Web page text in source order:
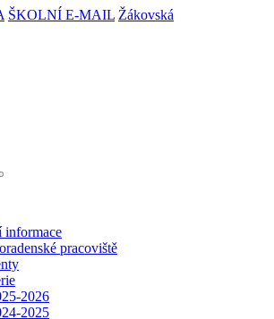
ŠKOLNÍ E-MAIL Žákovská
informace
pracoviště
2026
2025